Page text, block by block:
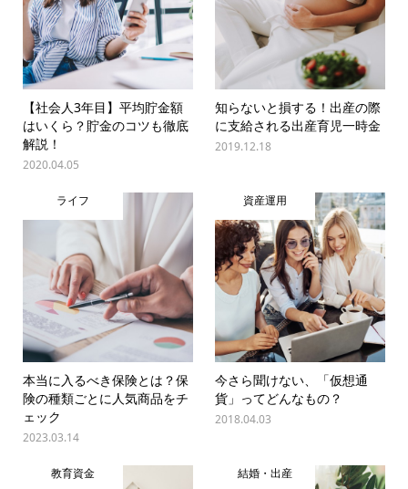
【社会人3年目】平均貯金額
はいくら？貯金のコツも徹底
解説！
2020.04.05
知らないと損する！出産の際
に支給される出産育児一時金
2019.12.18
ライフ
本当に入るべき保険とは？保
険の種類ごとに人気商品をチ
ェック
2023.03.14
資産運用
今さら聞けない、「仮想通
貨」ってどんなもの？
2018.04.03
教育資金 結婚・出産